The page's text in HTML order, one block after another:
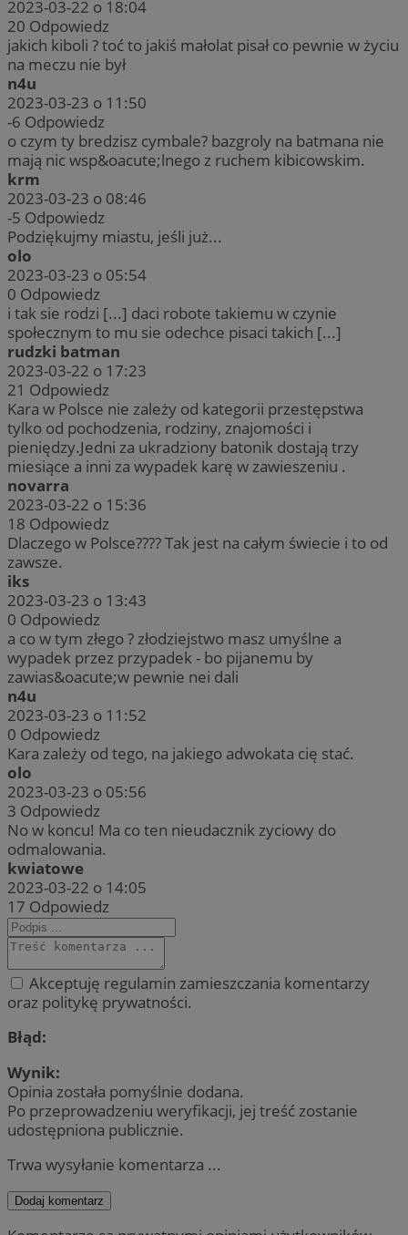
2023-03-22 o 18:04
20 Odpowiedz
jakich kiboli ? toć to jakiś małolat pisał co pewnie w życiu
na meczu nie był
n4u
2023-03-23 o 11:50
-6 Odpowiedz
o czym ty bredzisz cymbale? bazgroly na batmana nie
mają nic wsp&oacute;lnego z ruchem kibicowskim.
krm
2023-03-23 o 08:46
-5 Odpowiedz
Podziękujmy miastu, jeśli już...
olo
2023-03-23 o 05:54
0 Odpowiedz
i tak sie rodzi [...] daci robote takiemu w czynie
społecznym to mu sie odechce pisaci takich [...]
rudzki batman
2023-03-22 o 17:23
21 Odpowiedz
Kara w Polsce nie zależy od kategorii przestępstwa
tylko od pochodzenia, rodziny, znajomości i
pieniędzy.Jedni za ukradziony batonik dostają trzy
miesiące a inni za wypadek karę w zawieszeniu .
novarra
2023-03-22 o 15:36
18 Odpowiedz
Dlaczego w Polsce???? Tak jest na całym świecie i to od
zawsze.
iks
2023-03-23 o 13:43
0 Odpowiedz
a co w tym złego ? złodziejstwo masz umyślne a
wypadek przez przypadek - bo pijanemu by
zawias&oacute;w pewnie nei dali
n4u
2023-03-23 o 11:52
0 Odpowiedz
Kara zależy od tego, na jakiego adwokata cię stać.
olo
2023-03-23 o 05:56
3 Odpowiedz
No w koncu! Ma co ten nieudacznik zyciowy do
odmalowania.
kwiatowe
2023-03-22 o 14:05
17 Odpowiedz
Akceptuję regulamin zamieszczania komentarzy
oraz politykę prywatności.
Błąd:
Wynik:
Opinia została pomyślnie dodana.
Po przeprowadzeniu weryfikacji, jej treść zostanie
udostępniona publicznie.
Trwa wysyłanie komentarza ...
Dodaj komentarz